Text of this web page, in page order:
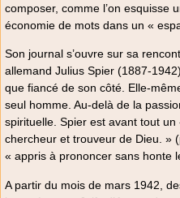
composer, comme l’on esquisse
économie de mots dans un «
Son journal s’ouvre sur sa
allemand Julius Spier (1887-
que fiancé de son côté. Elle-
seul homme. Au-delà de la
spirituelle. Spier est avant tout
chercheur et trouveur de Dieu. »
« appris à prononcer sans honte
A partir du mois de mars 1942,